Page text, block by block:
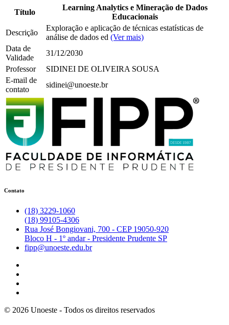
Título
Learning Analytics e Mineração de Dados
Educacionais
Descrição
Exploração e aplicação de técnicas estatísticas de
análise de dados ed (Ver mais)
Data de
Validade
31/12/2030
Professor
SIDINEI DE OLIVEIRA SOUSA
E-mail de
contato
sidinei@unoeste.br
Contato
(18) 3229-1060
(18) 99105-4306
Rua José Bongiovani, 700 - CEP 19050-920
Bloco H - 1º andar - Presidente Prudente SP
fipp@unoeste.edu.br
© 2026 Unoeste - Todos os direitos reservados